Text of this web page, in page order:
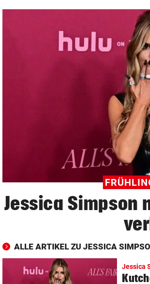
Suchbegriff
© Krone Multimedia GmbH & Co KG 2026
Jessica Simpson
ALLE ARTIKEL ZU JESSICA
Jessica